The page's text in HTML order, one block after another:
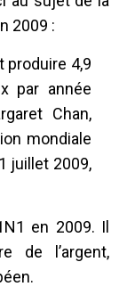
2009 :
produire 4,9
par année
Chan,
mondiale
juillet 2009,
en 2009. Il
de l’argent,